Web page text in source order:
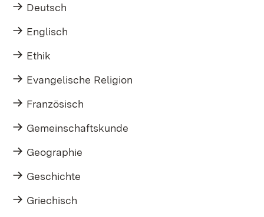
Deutsch
Englisch
Ethik
Evangelische Religion
Französisch
Gemeinschaftskunde
Geographie
Geschichte
Griechisch